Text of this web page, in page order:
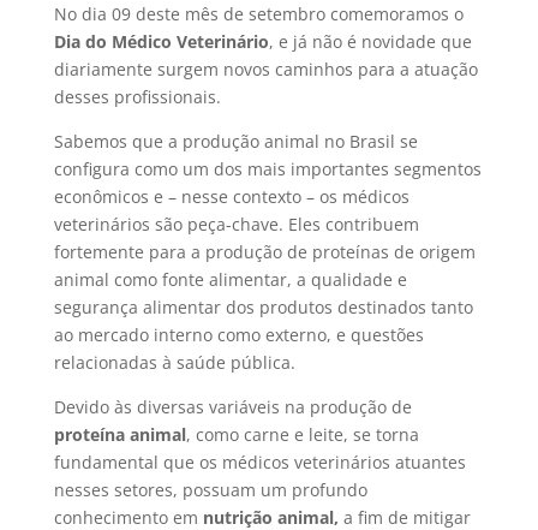
No dia 09 deste mês de setembro comemoramos o
Dia do Médico Veterinário, e já não é novidade que
diariamente surgem novos caminhos para a atuação
desses profissionais.
Sabemos que a produção animal no Brasil se
configura como um dos mais importantes segmentos
econômicos e – nesse contexto – os médicos
veterinários são peça-chave. Eles contribuem
fortemente para a produção de proteínas de origem
animal como fonte alimentar, a qualidade e
segurança alimentar dos produtos destinados tanto
ao mercado interno como externo, e questões
relacionadas à saúde pública.
Devido às diversas variáveis na produção de
proteína animal, como carne e leite, se torna
fundamental que os médicos veterinários atuantes
nesses setores, possuam um profundo
conhecimento em nutrição animal, a fim de mitigar